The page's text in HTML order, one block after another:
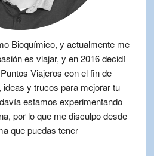
Bioquímico, y actualmente me
es viajar, y en 2016 decidí
Viajeros con el fin de
y trucos para mejorar tu
estamos experimentando
por lo que me disculpo desde
que puedas tener